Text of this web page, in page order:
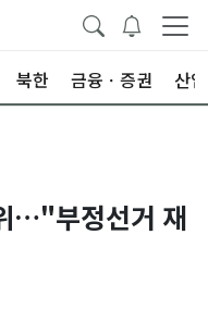
북한 금융ㆍ증권 산업
…"부정선거 재